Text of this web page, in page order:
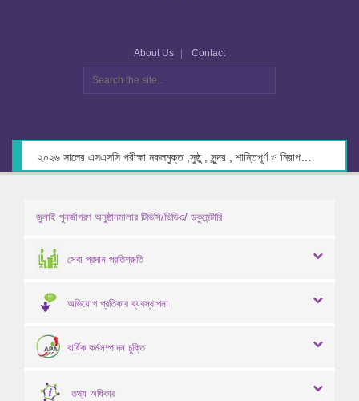
About Us Contact
জুলাই পুনর্জাগরণ অনুষ্ঠানমালার টিভিসি/ভিডিও/ ডকুমেন্টারি
সেবা প্রদান প্রতিশ্রুতি
অভিযোগ প্রতিকার ব্যবস্থাপনা
বার্ষিক কর্মসম্পাদন চুক্তি
তথ্য অধিকার